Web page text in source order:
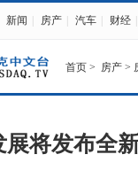
新闻 房产 汽车 财经
首页 > 房产 >
展将发布全